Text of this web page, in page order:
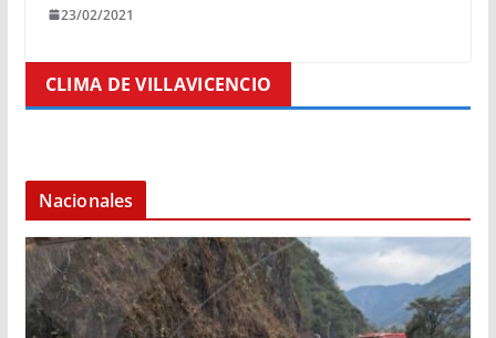
23/02/2021
CLIMA DE VILLAVICENCIO
Nacionales